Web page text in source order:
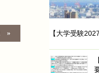
【大学受験